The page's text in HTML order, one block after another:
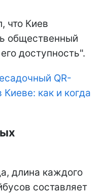
что Киев
общественный
доступность".
QR-
как и когда
длина каждого
составляет